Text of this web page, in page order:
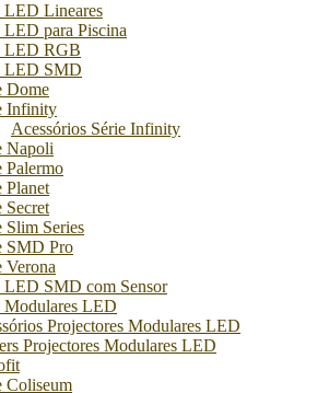
LED Lineares
LED para Piscina
LED RGB
LED SMD
Dome
Infinity
Acessórios Série Infinity
Napoli
Palermo
Planet
Secret
Slim Series
SMD Pro
Verona
LED SMD com Sensor
Modulares LED
Projectores Modulares LED
Projectores Modulares LED
Coliseum